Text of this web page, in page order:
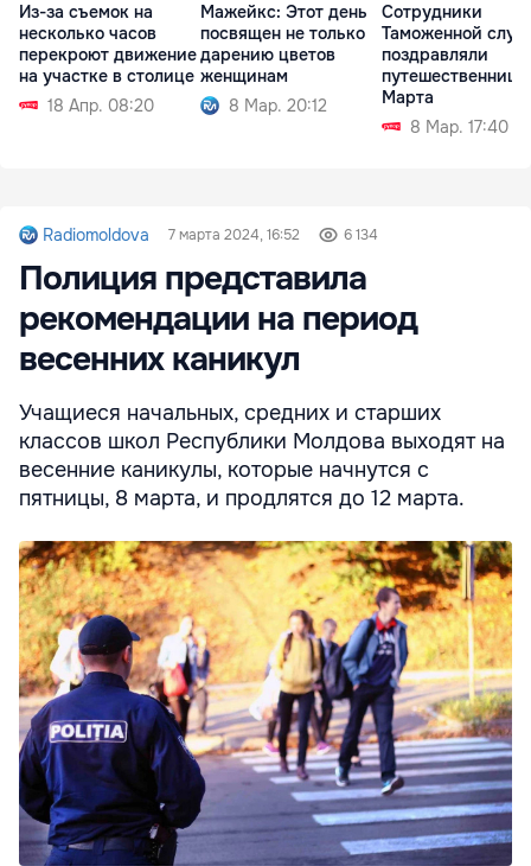
Из-за съемок на
несколько часов
перекроют движение
на участке в столице
18 Апр. 08:20
Мажейкс: Этот день
посвящен не только
дарению цветов
женщинам
8 Мар. 20:12
Сотрудники
Таможенной
поздравляли
путешественниц
Марта
8 Мар. 17:40
Radiomoldova 7 марта 2024, 16:52 6 134
Полиция представила
рекомендации на период
весенних каникул
Учащиеся начальных, средних и старших
классов школ Республики Молдова выходят на
весенние каникулы, которые начнутся с
пятницы, 8 марта, и продлятся до 12 марта.